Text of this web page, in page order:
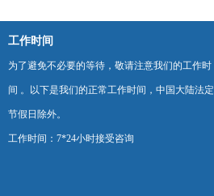
工作时间
为了避免不必要的等待，敬请注意我们的工作时
间 。以下是我们的正常工作时间，中国大陆法定
节假日除外。
工作时间：7*24小时接受咨询